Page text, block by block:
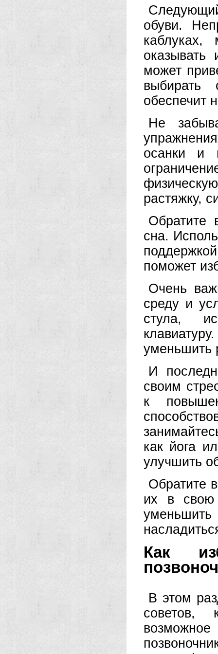
обуви.
оказывать
может
выбирать
обеспечит
Не
осанки и
растяжку,
Обратите
сна.
поможет
Очень
среду и
стула,
уменьшить
И
своим
к
как йога
улучшить
Обратите
их в свою
Как
В этом
советов,